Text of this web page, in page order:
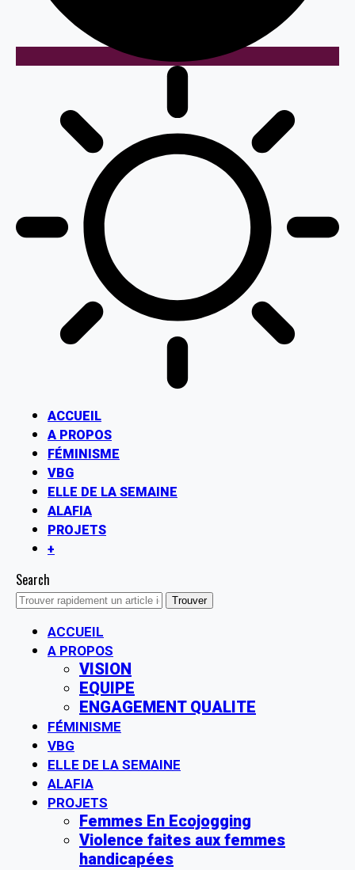
ACCUEIL
A PROPOS
FÉMINISME
VBG
ELLE DE LA SEMAINE
ALAFIA
PROJETS
+
Search
ACCUEIL
A PROPOS
VISION
EQUIPE
ENGAGEMENT QUALITE
FÉMINISME
VBG
ELLE DE LA SEMAINE
ALAFIA
PROJETS
Femmes En Ecojogging
Violence faites aux femmes
handicapées